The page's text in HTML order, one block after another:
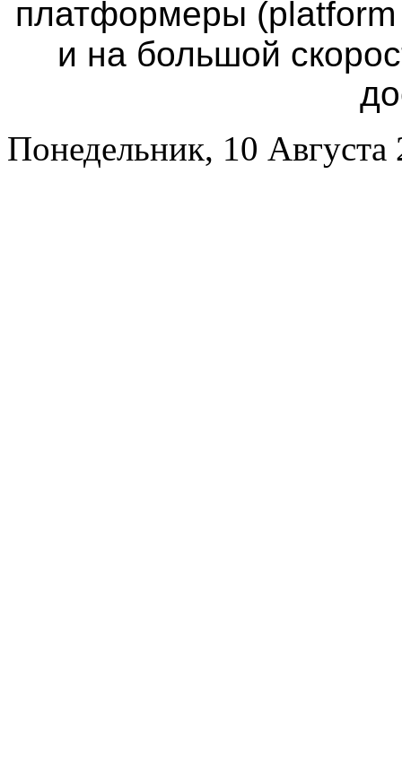
платформеры
и на большой
Понедельник, 10 Августа